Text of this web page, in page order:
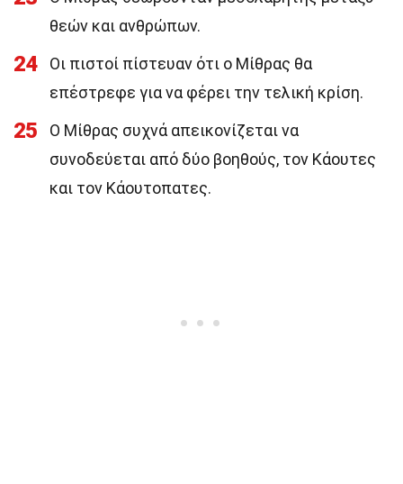
θεών και ανθρώπων.
24
Οι πιστοί πίστευαν ότι ο Μίθρας θα
επέστρεφε για να φέρει την τελική κρίση.
25
Ο Μίθρας συχνά απεικονίζεται να
συνοδεύεται από δύο βοηθούς, τον Κάουτες
και τον Κάουτοπατες.